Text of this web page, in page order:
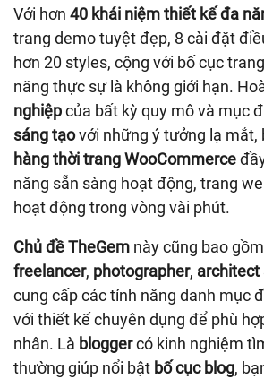
Với hơn 40 khái niệm thiết kế đa
trang demo tuyệt đẹp, 8 cài đặt
hơn 20 styles, cộng với bố cục
năng thực sự là không giới hạn.
nghiệpcủa bất kỳ quy mô và mục
sáng tạovới những ý tưởng lạ mắt,
hàng thời trang WooCommerce
năng sẵn sàng hoạt động, trang
hoạt động trong vòng vài phút.
Chủ đề TheGem này cũng bao
freelancer, photographer, architect
cung cấp các tính năng danh mục
với thiết kế chuyên dụng để phù
nhân. Là bloggercó kinh nghiệm
thường giúp nổi bật bố cục blog,